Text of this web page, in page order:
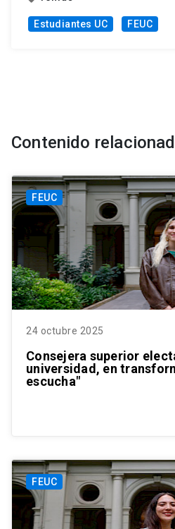
Estudiantes UC FEUC
Contenido
FEUC
24 octubre 2025
Consejera superior
universidad, en
escucha"
FEUC